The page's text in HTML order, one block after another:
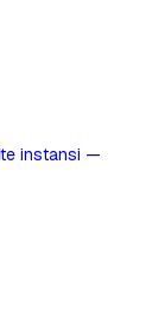
instansi —